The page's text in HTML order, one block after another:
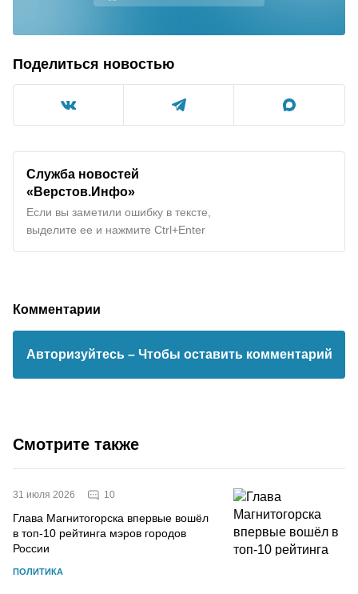
Поделиться новостью
Служба новостей
«Верстов.Инфо»
Если вы заметили ошибку в тексте,
выделите ее и нажмите Ctrl+Enter
Комментарии
Авторизуйтесь – Чтобы оставить комментарий
Смотрите также
31 июля 2026 10
Глава Магнитогорска впервые вошёл
в топ-10 рейтинга мэров городов
России
ПОЛИТИКА